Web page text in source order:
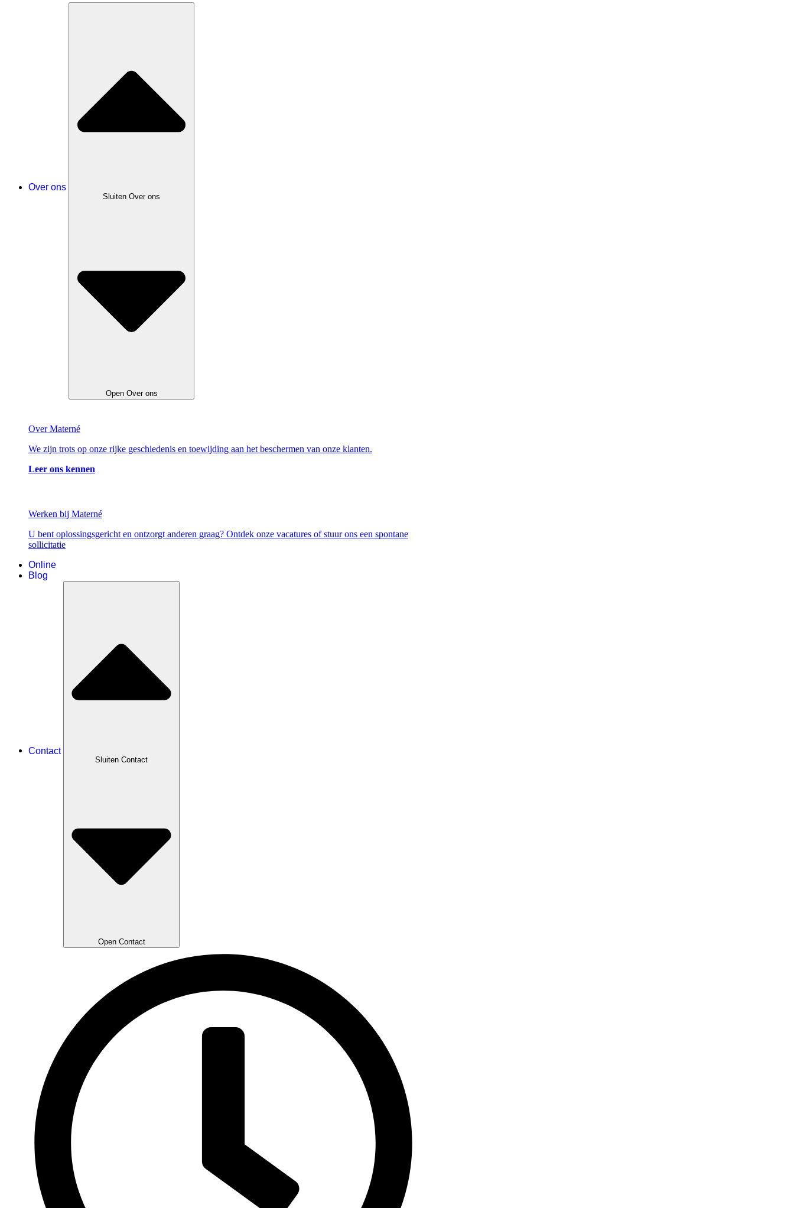
Over ons
Sluiten Over ons
Open Over ons
Over Materné
We zijn trots op onze rijke geschiedenis en toewijding aan het beschermen van onze klanten.
Leer ons kennen
Werken bij Materné
U bent oplossingsgericht en ontzorgt anderen graag? Ontdek onze vacatures of stuur ons een spontane
sollicitatie
Online
Blog
Contact
Sluiten Contact
Open Contact